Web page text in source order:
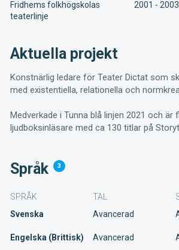
Fridhems folkhögskolas
teaterlinje
2001 - 2003
Aktuella projekt
Konstnärlig ledare för Teater Dictat som
med existentiella, relationella och
Medverkade i Tunna blå linjen 2021 och är
ljudboksinläsare med ca 130 titlar på
Språk 3
SPRÅK TAL
Svenska
Avancerad
Engelska (Brittisk) Avancerad